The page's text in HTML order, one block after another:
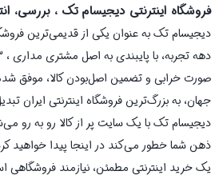
فروشگاه اینترنتی دیجیسام تک ، بررسی،
دیجیسام تک به عنوان یکی از قدیمی‌ترین
صورت خرابی و تضمین اصل‌بودن کالا، موفق شده
جهان، به بزرگ‌ترین فروشگاه اینترنتی ایران
دیجیسام تک با یک سایت پر از کالا رو به رو
ذهن شما خطور می‌کند در اینجا پیدا خواهید
یک خرید اینترنتی مطمئن، نیازمند فروشگاهی